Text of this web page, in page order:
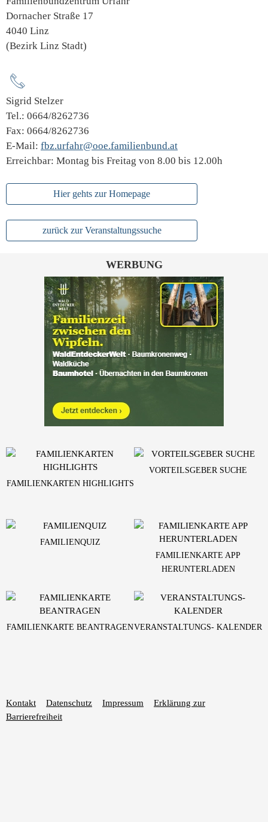
Dornacher Straße 17
4040 Linz
(Bezirk Linz Stadt)
Sigrid Stelzer
Tel.: 0664/8262736
Fax: 0664/8262736
E-Mail: fbz.urfahr@ooe.familienbund.at
Erreichbar: Montag bis Freitag von 8.00 bis 12.00h
Hier gehts zur Homepage
zurück zur Veranstaltungssuche
WERBUNG
Kontakt Datenschutz Impressum
Erklärung zur
Barrierefreiheit
FAMILIENKARTEN HIGHLIGHTS
VORTEILSGEBER SUCHE
FAMILIENQUIZ
FAMILIENKARTE APP
HERUNTERLADEN
FAMILIENKARTE BEANTRAGENVERANSTALTUNGS- KALENDER